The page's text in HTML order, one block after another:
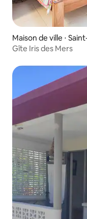
Maison de ville ⋅
Gîte Iris des Mers